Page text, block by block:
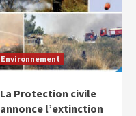
Environnement
La Protection civile
annonce l’extinction